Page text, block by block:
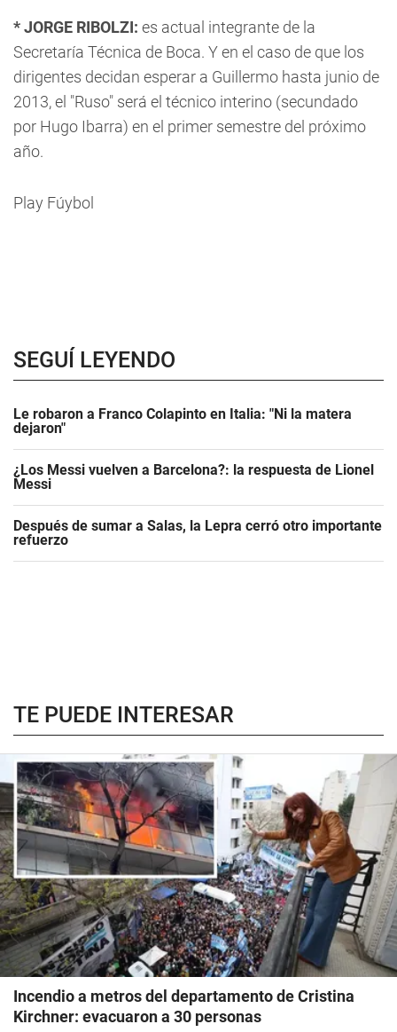
* JORGE RIBOLZI: es actual integrante de la
Secretaría Técnica de Boca. Y en el caso de que los
dirigentes decidan esperar a Guillermo hasta junio de
2013, el "Ruso" será el técnico interino (secundado
por Hugo Ibarra) en el primer semestre del próximo
año.
Play Fúybol
SEGUÍ LEYENDO
Le robaron a Franco Colapinto en Italia: "Ni la matera
dejaron"
¿Los Messi vuelven a Barcelona?: la respuesta de Lionel
Messi
Después de sumar a Salas, la Lepra cerró otro importante
refuerzo
TE PUEDE INTERESAR
Incendio a metros del departamento de Cristina
Kirchner: evacuaron a 30 personas